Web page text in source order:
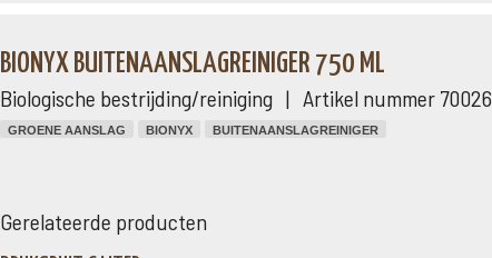
BIONYX BUITENAANSLAGREINIGER 750 ML
Biologische bestrijding/reiniging | Artikel nummer 70026
GROENE AANSLAG BIONYX BUITENAANSLAGREINIGER
Gerelateerde producten